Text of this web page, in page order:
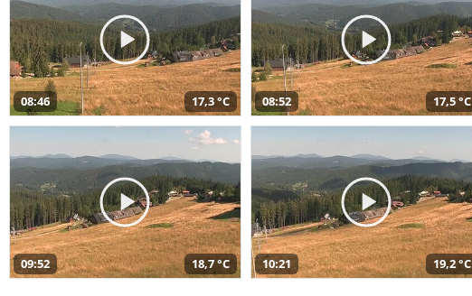
08:46 17,3 °C 08:52 17,5 °C
09:52 18,7 °C 10:21 19,2 °C